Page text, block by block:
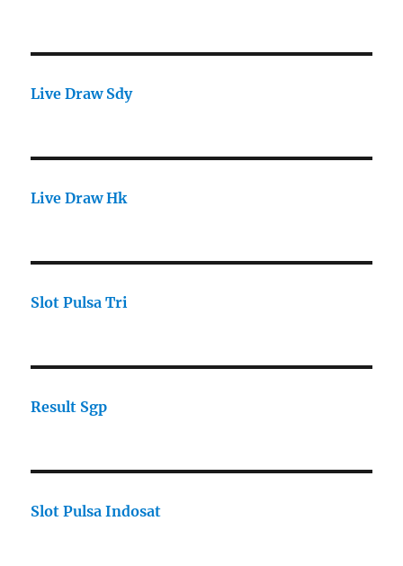
Live Draw Sdy
Live Draw Hk
Slot Pulsa Tri
Result Sgp
Slot Pulsa Indosat